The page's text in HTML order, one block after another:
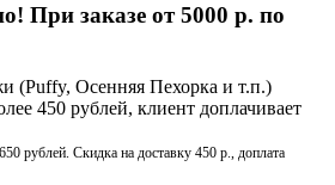
При заказе от 5000 р. по
(Puffy, Осенняя Пехорка и т.п.)
450 рублей, клиент доплачивает
рублей. Скидка на доставку 450 р., доплата